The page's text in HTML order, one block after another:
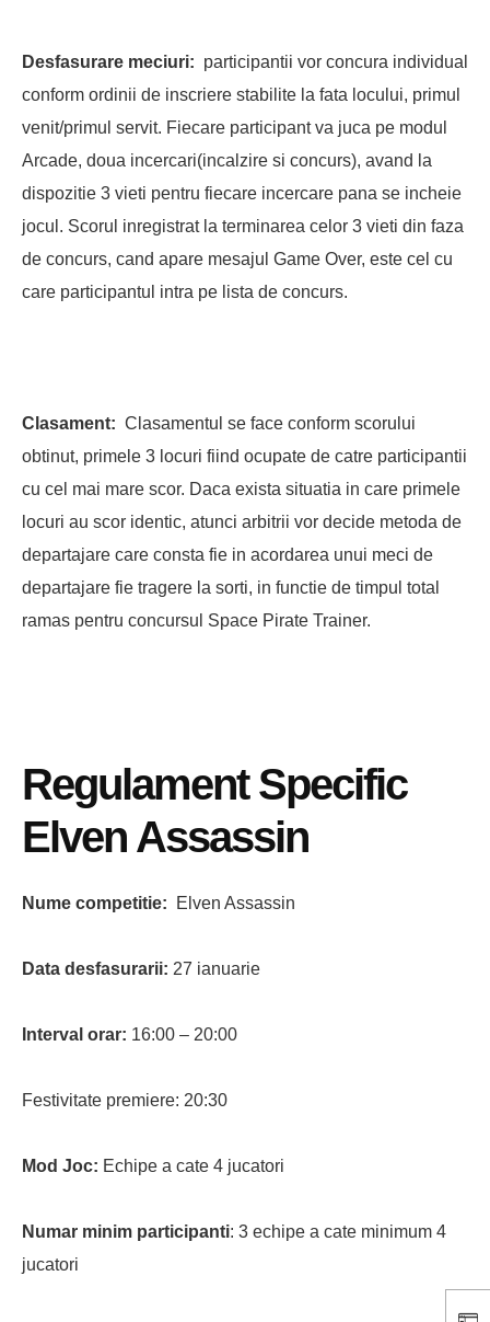
Desfasurare meciuri: participantii vor concura individual
conform ordinii de inscriere stabilite la fata locului, primul
venit/primul servit. Fiecare participant va juca pe modul
Arcade, doua incercari(incalzire si concurs), avand la
dispozitie 3 vieti pentru fiecare incercare pana se incheie
jocul. Scorul inregistrat la terminarea celor 3 vieti din faza
de concurs, cand apare mesajul Game Over, este cel cu
care participantul intra pe lista de concurs.
Clasament: Clasamentul se face conform scorului
obtinut, primele 3 locuri fiind ocupate de catre participantii
cu cel mai mare scor. Daca exista situatia in care primele
locuri au scor identic, atunci arbitrii vor decide metoda de
departajare care consta fie in acordarea unui meci de
departajare fie tragere la sorti, in functie de timpul total
ramas pentru concursul Space Pirate Trainer.
Regulament Specific
Elven Assassin
Nume competitie: Elven Assassin
Data desfasurarii: 27 ianuarie
Interval orar: 16:00 – 20:00
Festivitate premiere: 20:30
Mod Joc: Echipe a cate 4 jucatori
Numar minim participanti: 3 echipe a cate minimum 4
jucatori